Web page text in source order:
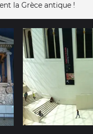
la Grèce antique !